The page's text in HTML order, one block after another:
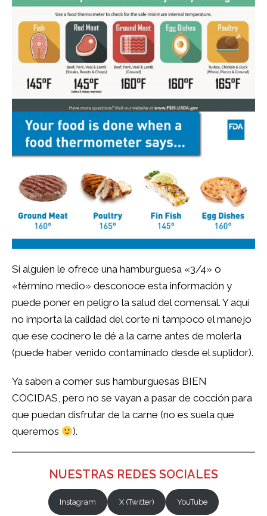
Si alguien le ofrece una hamburguesa «3/4» o
«término medio» desconoce esta información y
puede poner en peligro la salud del comensal. Y aquí
no importa la calidad del corte ni tampoco el manejo
que ese cocinero le dé a la carne antes de molerla
(puede haber venido contaminado desde el suplidor).
Ya saben a comer sus hamburguesas BIEN
COCIDAS, pero no se vayan a pasar de cocción para
que puedan disfrutar de la carne (no es suela que
queremos
).
NUESTRAS REDES SOCIALES
Instagram X (Twitter) YouTube